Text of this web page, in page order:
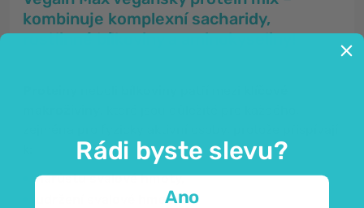
kombinuje komplexní sacharidy,
rostlinné bílkoviny a aminokyseliny!
nárůstu svalové hmoty,
udržení svalové hmotya
Rádi byste slevu?
Ano